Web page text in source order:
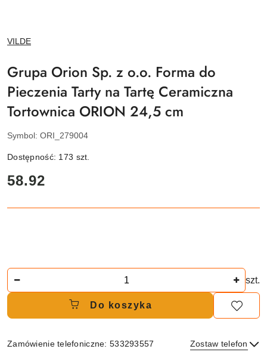
NAZWA
PRODUCENTA:
VILDE
Grupa Orion Sp. z o.o. Forma do
Pieczenia Tarty na Tartę Ceramiczna
Tortownica ORION 24,5 cm
Symbol: ORI_279004
Dostępność: 173 szt.
cena:
58.92
szt.
Do koszyka
Zamówienie telefoniczne: 533293557 Zostaw telefon